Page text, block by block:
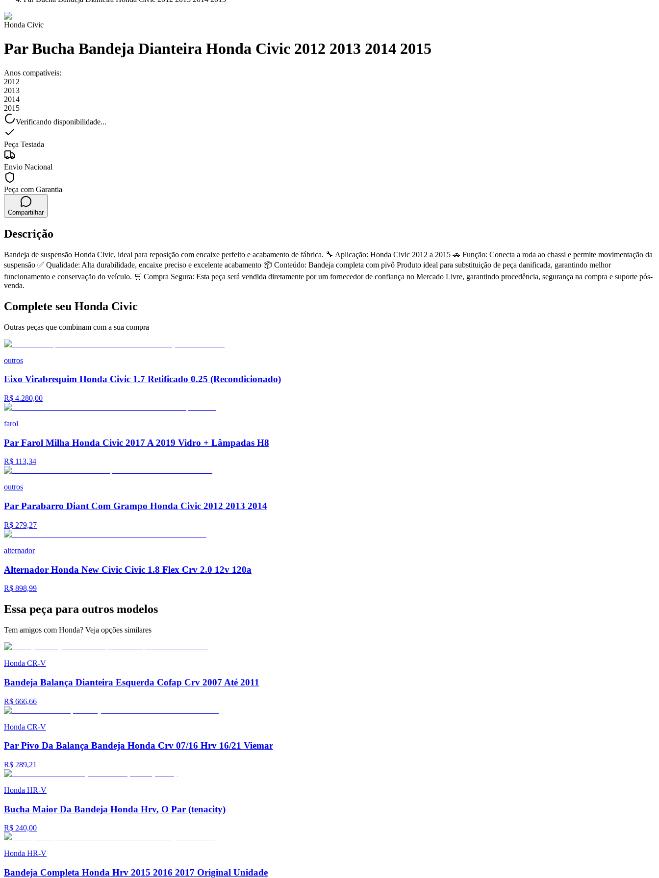
Honda Civic
Par Bucha Bandeja Dianteira Honda Civic 2012 2013 2014 2015
Anos compatíveis:
2012
2013
2014
2015
Verificando disponibilidade...
Peça Testada
Envio Nacional
Peça com Garantia
Compartilhar
Descrição
Bandeja de suspensão Honda Civic, ideal para reposição com encaixe perfeito e acabamento de fábrica. 🔧 Aplicação: Honda Civic 2012 a 2015 🚗 Função: Conecta a roda ao chassi e permite movimentação da
suspensão ✅ Qualidade: Alta durabilidade, encaixe preciso e excelente acabamento 📦 Conteúdo: Bandeja completa com pivô Produto ideal para substituição de peça danificada, garantindo melhor
funcionamento e conservação do veículo. 🛒 Compra Segura: Esta peça será vendida diretamente por um fornecedor de confiança no Mercado Livre, garantindo procedência, segurança na compra e suporte pós-
venda.
Complete seu Honda Civic
Outras peças que combinam com a sua compra
outros
Eixo Virabrequim Honda Civic 1.7 Retificado 0.25 (Recondicionado)
R$ 4.280,00
farol
Par Farol Milha Honda Civic 2017 A 2019 Vidro + Lâmpadas H8
R$ 113,34
outros
Par Parabarro Diant Com Grampo Honda Civic 2012 2013 2014
R$ 279,27
alternador
Alternador Honda New Civic Civic 1.8 Flex Crv 2.0 12v 120a
R$ 898,99
Essa peça para outros modelos
Tem amigos com Honda? Veja opções similares
Honda CR-V
Bandeja Balança Dianteira Esquerda Cofap Crv 2007 Até 2011
R$ 666,66
Honda CR-V
Par Pivo Da Balança Bandeja Honda Crv 07/16 Hrv 16/21 Viemar
R$ 289,21
Honda HR-V
Bucha Maior Da Bandeja Honda Hrv, O Par (tenacity)
R$ 240,00
Honda HR-V
Bandeja Completa Honda Hrv 2015 2016 2017 Original Unidade